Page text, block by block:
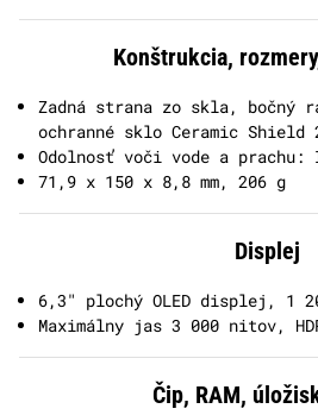
Konštrukcia,
Zadná strana zo skla, bočný
ochranné sklo Ceramic Shield
Odolnosť voči vode a prachu:
71,9 x 150 x 8,8 mm, 206 g
Displej
6,3" plochý OLED displej, 1
Maximálny jas 3 000 nitov,
Čip, RAM,